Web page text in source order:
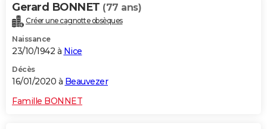
Gerard BONNET (77 ans)
Créer une cagnotte obsèques
Naissance
23/10/1942 à Nice
Décès
16/01/2020 à Beauvezer
Famille BONNET